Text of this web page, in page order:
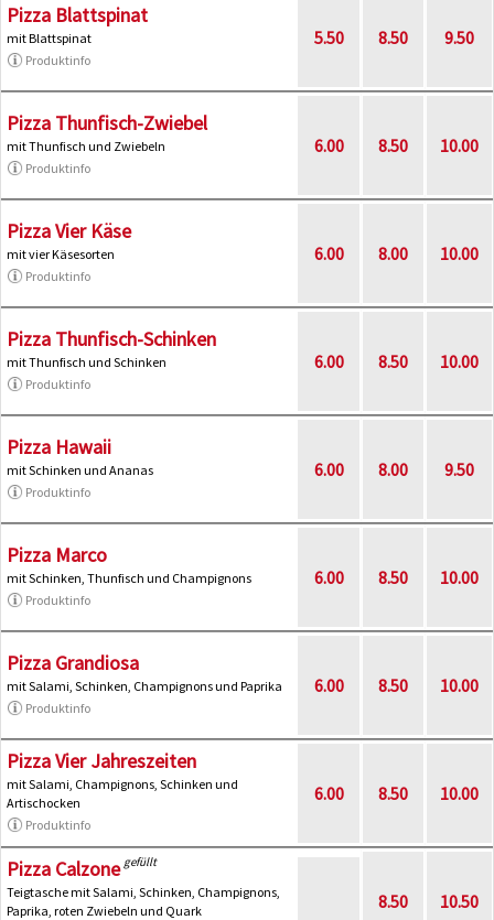
Pizza Blattspinat
mit Blattspinat
Produktinfo
5.50 8.50 9.50
Pizza Thunfisch-Zwiebel
mit Thunfisch und Zwiebeln
Produktinfo
6.00 8.50 10.00
Pizza Vier Käse
mit vier Käsesorten
Produktinfo
6.00 8.00 10.00
Pizza Thunfisch-Schinken
mit Thunfisch und Schinken
Produktinfo
6.00 8.50 10.00
Pizza Hawaii
mit Schinken und Ananas
Produktinfo
6.00 8.00 9.50
Pizza Marco
mit Schinken, Thunfisch und Champignons
Produktinfo
6.00 8.50 10.00
Pizza Grandiosa
mit Salami, Schinken, Champignons und Paprika
Produktinfo
6.00 8.50 10.00
Pizza Vier Jahreszeiten
mit Salami, Champignons, Schinken und
Artischocken
Produktinfo
6.00 8.50 10.00
Pizza Calzone gefüllt
Teigtasche mit Salami, Schinken, Champignons,
Paprika, roten Zwiebeln und Quark
8.50 10.50